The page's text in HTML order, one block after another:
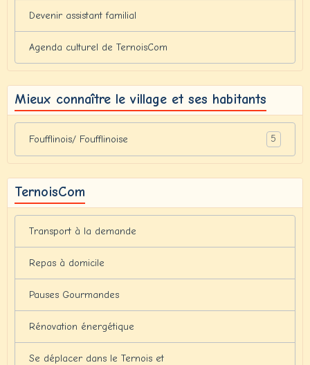
Devenir assistant familial
Agenda culturel de TernoisCom
Mieux connaître le village et ses habitants
Foufflinois/ Foufflinoise 5
TernoisCom
Transport à la demande
Repas à domicile
Pauses Gourmandes
Rénovation énergétique
Se déplacer dans le Ternois et